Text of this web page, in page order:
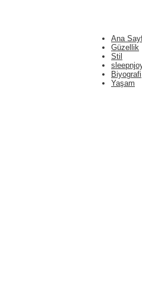
Ana
Güzellik
Stil
Biyografi
Yaşam